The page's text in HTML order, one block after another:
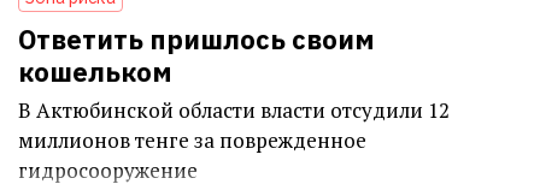
Ответить пришлось своим
кошельком
В Актюбинской области власти отсудили 12
миллионов тенге за поврежденное
гидросооружение